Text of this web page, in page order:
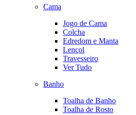
Cama
Jogo de Cama
Colcha
Edredom e Manta
Lençol
Travesseiro
Ver Tudo
Banho
Toalha de Banho
Toalha de Rosto